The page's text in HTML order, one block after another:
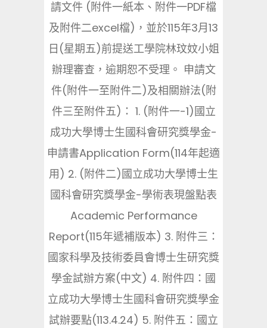
請文件 (附件一紙本、附件一PDF檔
及附件二excel檔)，並於115年3月13
日(星期五)前提送工學院林玟妏小姐
辦理審查，逾期恕不受理。 申請文
件(附件一至附件二)及相關辦法(附
件三至附件五)： 1. (附件一-1)國立
成功大學博士生國科會研究獎學金-
申請書Application Form(114年起適
用) 2. (附件二)國立成功大學博士生
國科會研究獎學金-學術表現盤點表
Academic Performance
Report(115年遞補版本) 3. 附件三：
國家科學及技術委員會博士生研究獎
學金試辦方案(中文) 4. 附件四：國
立成功大學博士生國科會研究獎學金
試辦要點(113.4.24) 5. 附件五：國立